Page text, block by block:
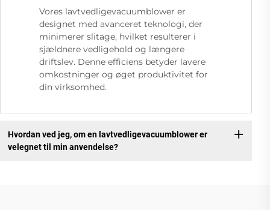
Vores lavtvedligevacuumblower er
designet med avanceret teknologi, der
minimerer slitage, hvilket resulterer i
sjældnere vedligehold og længere
driftslev. Denne efficiens betyder lavere
omkostninger og øget produktivitet for
din virksomhed.
Hvordan ved jeg, om en lavtvedligevacuumblower er
velegnet til min anvendelse?